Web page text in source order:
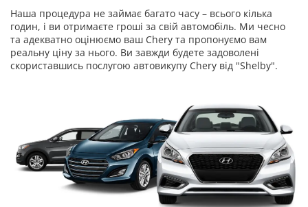
Наша процедура не займає багато часу – всього кілька
годин, і ви отримаєте гроші за свій автомобіль. Ми чесно
та адекватно оцінюємо ваш Chery та пропонуємо вам
реальну ціну за нього. Ви завжди будете задоволені
скориставшись послугою автовикупу Chery від "Shelby".